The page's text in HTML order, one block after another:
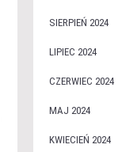
SIERPIEŃ 2024
LIPIEC 2024
CZERWIEC 2024
MAJ 2024
KWIECIEŃ 2024